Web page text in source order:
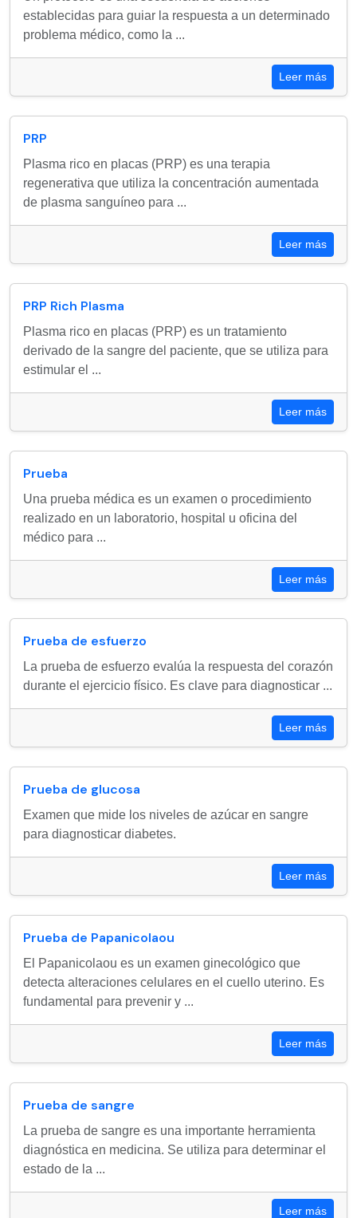
establecidas para guiar la respuesta a un determinado
problema médico, como la ...
Leer más
PRP
Plasma rico en placas (PRP) es una terapia
regenerativa que utiliza la concentración aumentada
de plasma sanguíneo para ...
Leer más
PRP Rich Plasma
Plasma rico en placas (PRP) es un tratamiento
derivado de la sangre del paciente, que se utiliza para
estimular el ...
Leer más
Prueba
Una prueba médica es un examen o procedimiento
realizado en un laboratorio, hospital u oficina del
médico para ...
Leer más
Prueba de esfuerzo
La prueba de esfuerzo evalúa la respuesta del corazón
durante el ejercicio físico. Es clave para diagnosticar ...
Leer más
Prueba de glucosa
Examen que mide los niveles de azúcar en sangre
para diagnosticar diabetes.
Leer más
Prueba de Papanicolaou
El Papanicolaou es un examen ginecológico que
detecta alteraciones celulares en el cuello uterino. Es
fundamental para prevenir y ...
Leer más
Prueba de sangre
La prueba de sangre es una importante herramienta
diagnóstica en medicina. Se utiliza para determinar el
estado de la ...
Leer más